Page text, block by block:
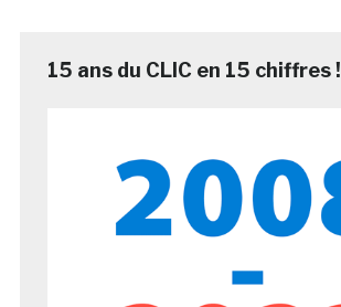
15 ans du CLIC en 15 chiffres !